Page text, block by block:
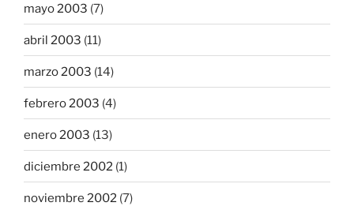
mayo 2003 (7)
abril 2003 (11)
marzo 2003 (14)
febrero 2003 (4)
enero 2003 (13)
diciembre 2002 (1)
noviembre 2002 (7)